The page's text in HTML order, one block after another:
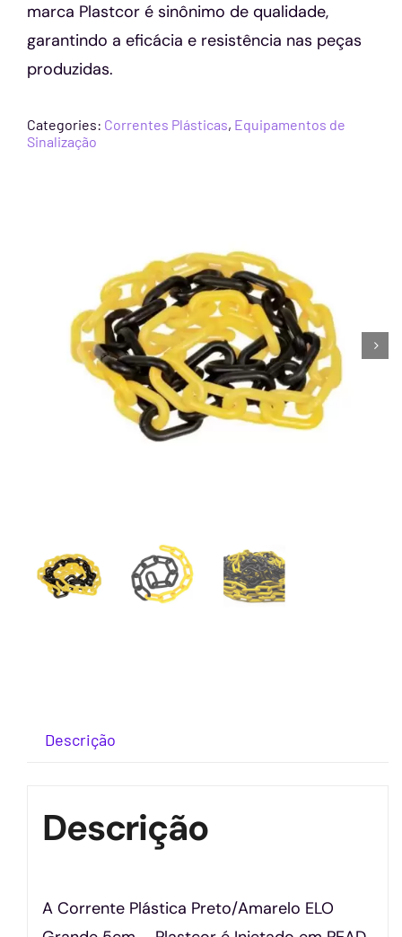
marca Plastcor é sinônimo de qualidade,
garantindo a eficácia e resistência nas peças
produzidas.
Categories: Correntes Plásticas, Equipamentos de
Sinalização
Descrição
Descrição
A Corrente Plástica Preto/Amarelo ELO